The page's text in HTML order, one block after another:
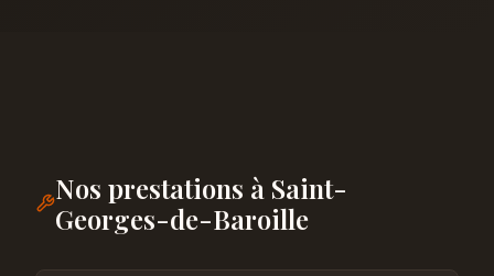
Nos prestations à Saint-
Georges-de-Baroille